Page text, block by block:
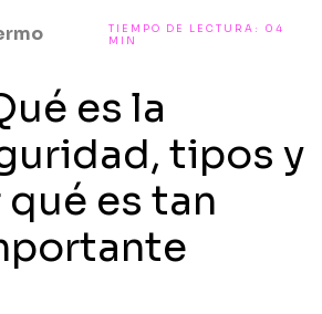
TIEMPO DE LECTURA: 04
MIN
es la
tipos y
qué es tan